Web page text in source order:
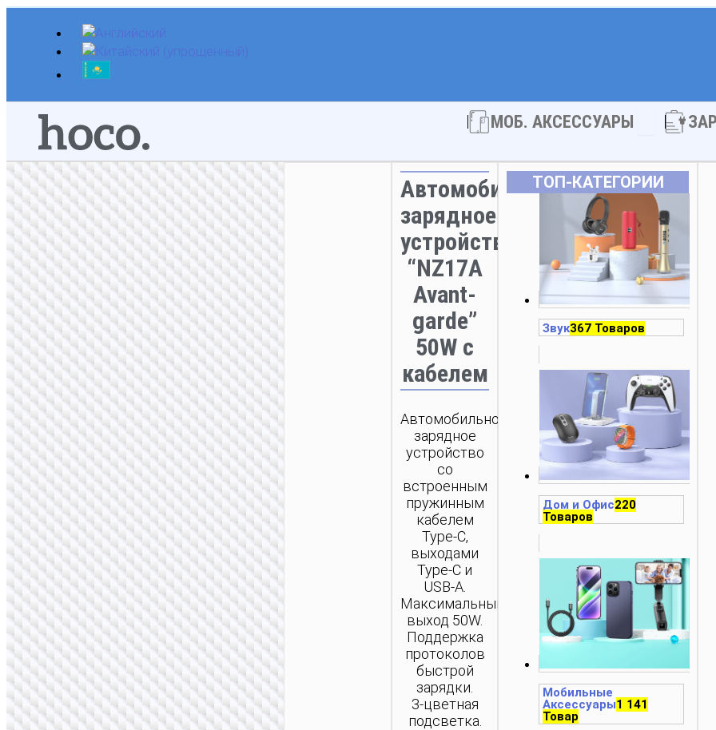
Перейти
содержимому
МОБ. АКСЕССУАРЫ Open МОБ.
Автомобильное
зарядное
устройство
“NZ17A
Avant-
garde”
50W с
кабелем
Автомобильное
зарядное
устройство
со
встроенным
пружинным
кабелем
Type-C,
выходами
Type-C и
USB-A.
Максимальный
выход 50W.
Поддержка
протоколов
быстрой
зарядки.
3-цветная
подсветка.
ТОП‑КАТЕГОРИИ
Звук367 Товаров
Дом и Офис220
Товаров
Мобильные
Аксессуары1 141
Товар